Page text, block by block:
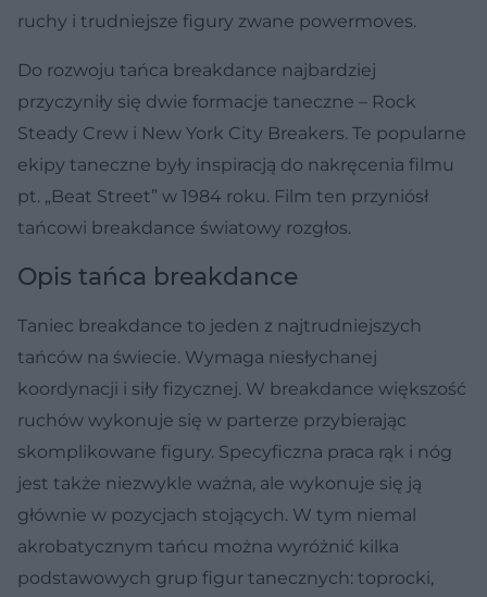
ruchy i trudniejsze figury zwane powermoves.
Do rozwoju tańca breakdance najbardziej
przyczyniły się dwie formacje taneczne – Rock
Steady Crew i New York City Breakers. Te popularne
ekipy taneczne były inspiracją do nakręcenia filmu
pt. „Beat Street” w 1984 roku. Film ten przyniósł
tańcowi breakdance światowy rozgłos.
Opis tańca breakdance
Taniec breakdance to jeden z najtrudniejszych
tańców na świecie. Wymaga niesłychanej
koordynacji i siły fizycznej. W breakdance większość
ruchów wykonuje się w parterze przybierając
skomplikowane figury. Specyficzna praca rąk i nóg
jest także niezwykle ważna, ale wykonuje się ją
głównie w pozycjach stojących. W tym niemal
akrobatycznym tańcu można wyróżnić kilka
podstawowych grup figur tanecznych: toprocki,